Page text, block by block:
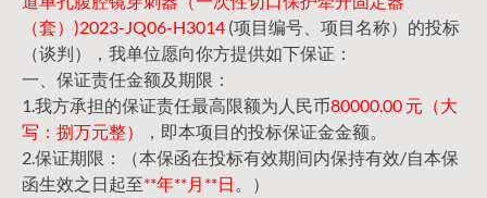
（套）)2023-JQ06-H3014 (项目编号、项目名称）的投标
（谈判），我单位愿向你方提供如下保证：
一、保证责任金额及期限：
1.我方承担的保证责任最高限额为人民币80000.00 元（大
写：捌万元整）
，即本项目的投标保证金金额。
2.保证期限：（本保函在投标有效期间内保持有效/自本保
函生效之日起至**年**月**日 。）